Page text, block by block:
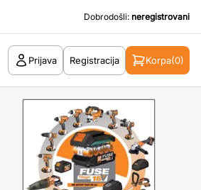
Dobrodošli: neregistrovani
Prijava Registracija Korpa(0)